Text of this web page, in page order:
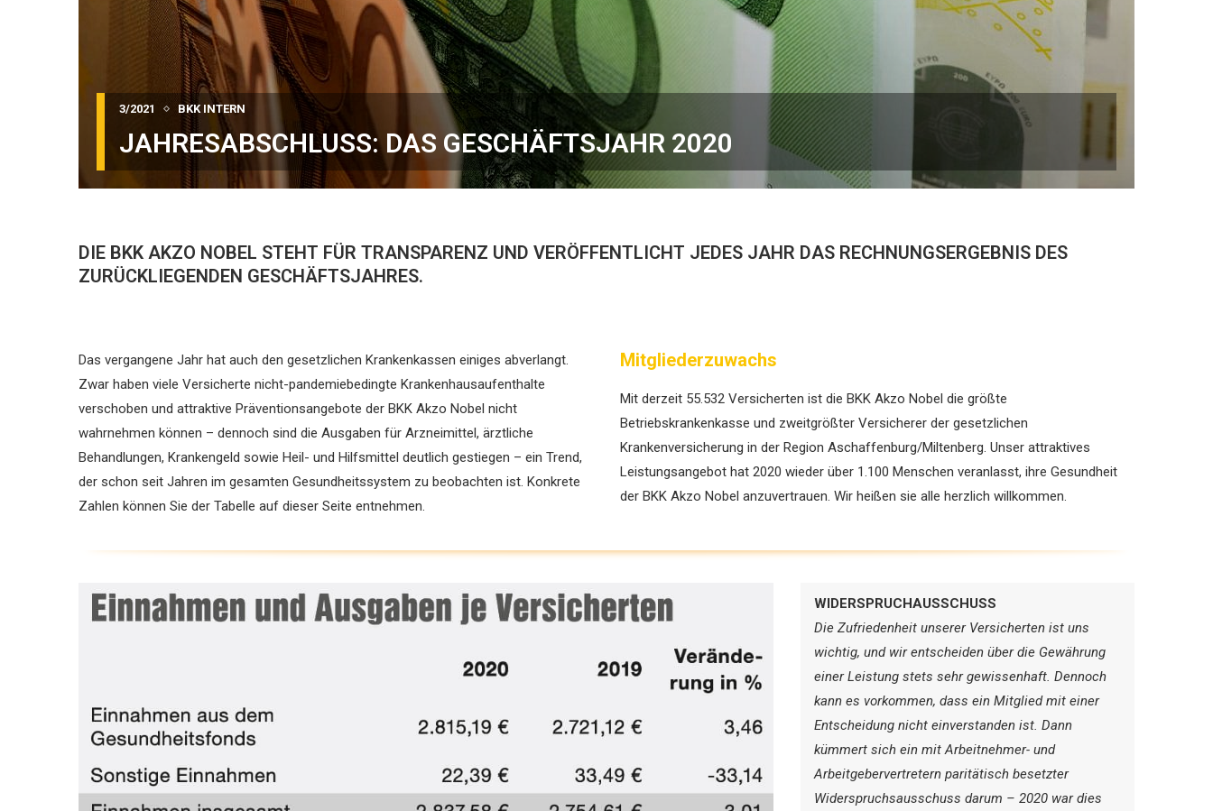
3/2021 BKK INTERN
JAHRESABSCHLUSS: DAS GESCHÄFTSJAHR 2020
DIE BKK AKZO NOBEL STEHT FÜR TRANSPARENZ UND VERÖFFENTLICHT JEDES JAHR DAS RECHNUNGSERGEBNIS DES
ZURÜCKLIEGENDEN GESCHÄFTSJAHRES.
Das vergangene Jahr hat auch den gesetzlichen ­Krankenkassen einiges abverlangt.
Zwar haben viele Versicherte nicht-pandemiebedingte Krankenhausaufenthalte
verschoben und attraktive Präventionsange­bote der BKK Akzo Nobel nicht
wahrnehmen können – dennoch sind die Ausgaben für Arzneimittel, ärztliche
Behandlungen, Krankengeld sowie Heil- und Hilfsmittel deutlich gestiegen – ein Trend,
der schon seit Jahren im gesamten Gesundheitssystem zu beobachten ist. Konkrete
Zahlen können Sie der Tabelle auf dieser Seite entnehmen.
Mitgliederzuwachs
Mit derzeit 55.532 Versicherten ist die BKK Akzo Nobel die größte
Betriebskrankenkasse und zweitgrößter ­Versicherer der gesetzlichen
Krankenversicherung in der Region Aschaffenburg/Miltenberg. Unser attraktives
Leistungsangebot hat 2020 wieder über 1.100 Menschen veranlasst, ihre Gesundheit
der BKK Akzo Nobel anzuvertrauen. Wir heißen sie alle herzlich willkommen.
WIDERSPRUCHAUSSCHUSS
Die Zufriedenheit unserer Versicherten ist uns
wichtig, und wir entscheiden über die Gewährung
einer Leistung stets sehr gewissenhaft. Dennoch
kann es vorkommen, dass ein Mitglied mit einer
Entscheidung nicht einverstanden ist. Dann
kümmert sich ein mit Arbeitnehmer- und
Arbeitgebervertretern paritätisch besetzter
Widerspruchsausschuss darum – 2020 war dies